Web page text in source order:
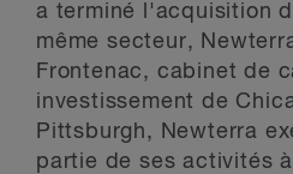
a terminé l'acquisition
même secteur,
Frontenac, cabinet de
investissement de
Pittsburgh, Newterra
partie de ses activités